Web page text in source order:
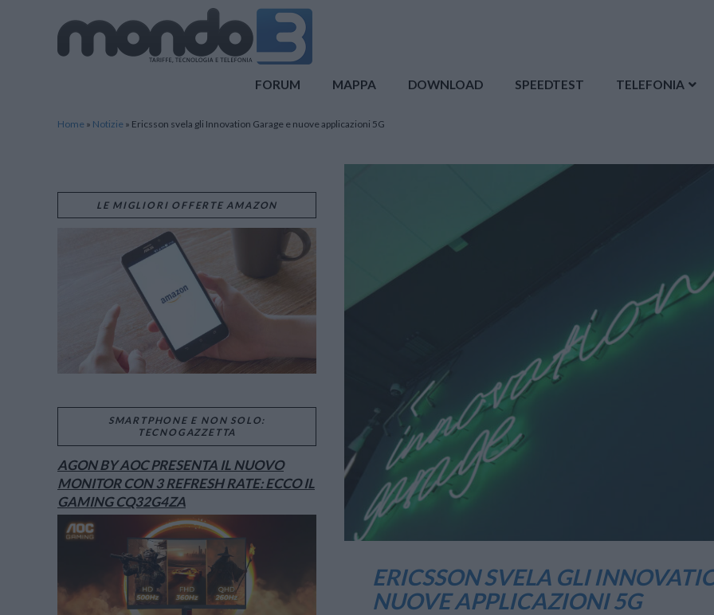
FORUM MAPPA DOWNLOAD SPEEDTEST TELEFONIA
Home » Notizie » Ericsson svela gli Innovation Garage e nuove applicazioni 5G
ERICSSON SVELA GLI
NUOVE APPLICAZIONI 5G
LE MIGLIORI OFFERTE AMAZON
SMARTPHONE E NON SOLO:
TECNOGAZZETTA
AGON BY AOC PRESENTA IL NUOVO
MONITOR CON 3 REFRESH RATE: ECCO IL
GAMING CQ32G4ZA